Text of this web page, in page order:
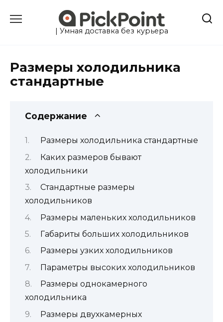
| Умная доставка без курьера
Размеры холодильника
стандартные
Содержание
Размеры холодильника стандартные
Каких размеров бывают
холодильники
Стандартные размеры
холодильников
Размеры маленьких холодильников
Габариты больших холодильников
Размеры узких холодильников
Параметры высоких холодильников
Размеры однокамерного
холодильника
Размеры двухкамерных